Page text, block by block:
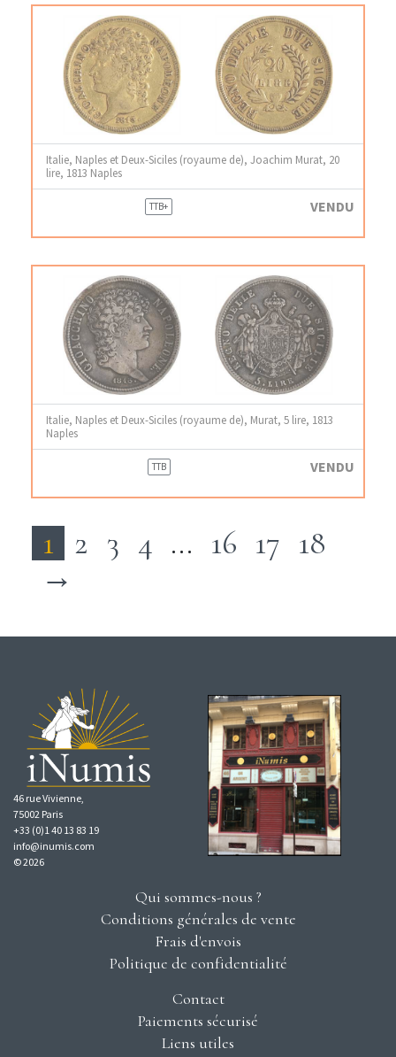
Italie, Naples et Deux-Siciles (royaume de), Joachim Murat, 20
lire, 1813 Naples
TTB+ VENDU
Italie, Naples et Deux-Siciles (royaume de), Murat, 5 lire, 1813
Naples
TTB VENDU
1 2 3 4 … 16 17 18
→
46 rue Vivienne,
75002 Paris
+33 (0)1 40 13 83 19
info@inumis.com
© 2026
Qui sommes-nous ?
Conditions générales de vente
Frais d'envois
Politique de confidentialité
Contact
Paiements sécurisé
Liens utiles